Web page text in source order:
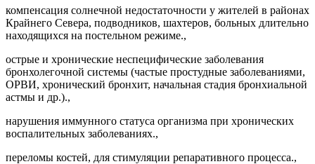
компенсация солнечной недостаточности у жителей в районах
Крайнего Севера, подводников, шахтеров, больных длительно
находящихся на постельном режиме.,
острые и хронические неспецифические заболевания
бронхолегочной системы (частые простудные заболеваниями,
ОРВИ, хронический бронхит, начальная стадия бронхиальной
астмы и др.).,
нарушения иммунного статуса организма при хронических
воспалительных заболеваниях.,
переломы костей, для стимуляции репаративного процесса.,